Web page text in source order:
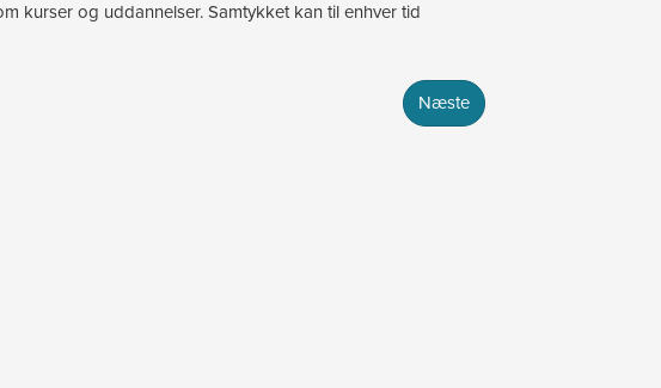
kurser og uddannelser. Samtykket kan til enhver tid